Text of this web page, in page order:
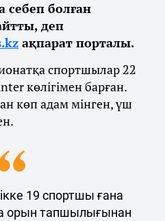
болған
деп
ақпарат порталы.
спортшылар 22
көлігімен барған.
көп адам мінген, үш
19 спортшы ғана
орын тапшылығынан